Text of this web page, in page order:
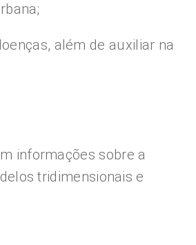
além de auxiliar na
informações sobre a
tridimensionais e